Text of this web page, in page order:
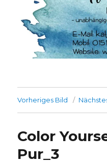
Vorheriges Bild
Color
Pur_3